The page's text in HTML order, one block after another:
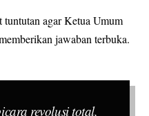
agar Ketua Umum
jawaban terbuka.
revolusi total,